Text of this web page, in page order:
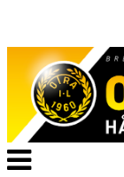
Veksle
navigasjon